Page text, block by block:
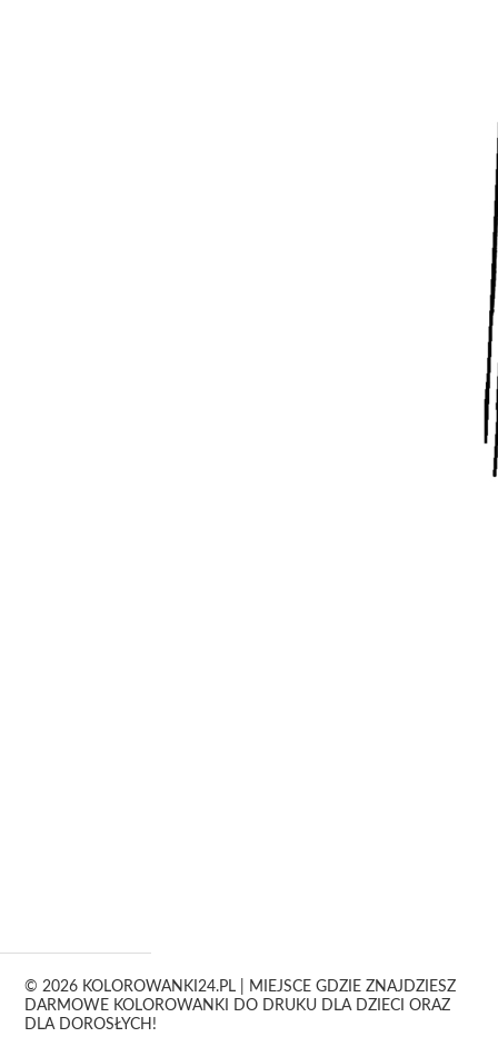
© 2026 KOLOROWANKI24.PL | MIEJSCE GDZIE ZNAJDZIESZ
DARMOWE KOLOROWANKI DO DRUKU DLA DZIECI ORAZ
DLA DOROSŁYCH!